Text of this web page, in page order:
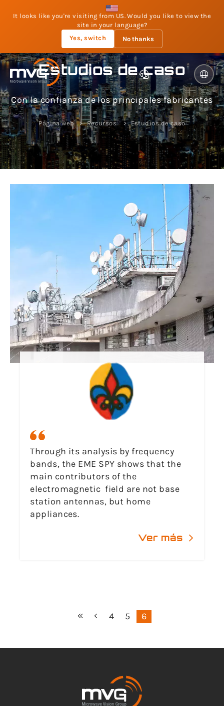
It looks like you're visiting from US. Would you like to view the
site in your language?
Yes, switch
No thanks
Estudios de caso
Con la confianza de los principales fabricantes
Página web Recursos Estudios de caso
Through its analysis by frequency
bands, the EME SPY shows that the
main contributors of the
electromagnetic field are not base
station antennas, but home
appliances.
Ver más
4 5 6